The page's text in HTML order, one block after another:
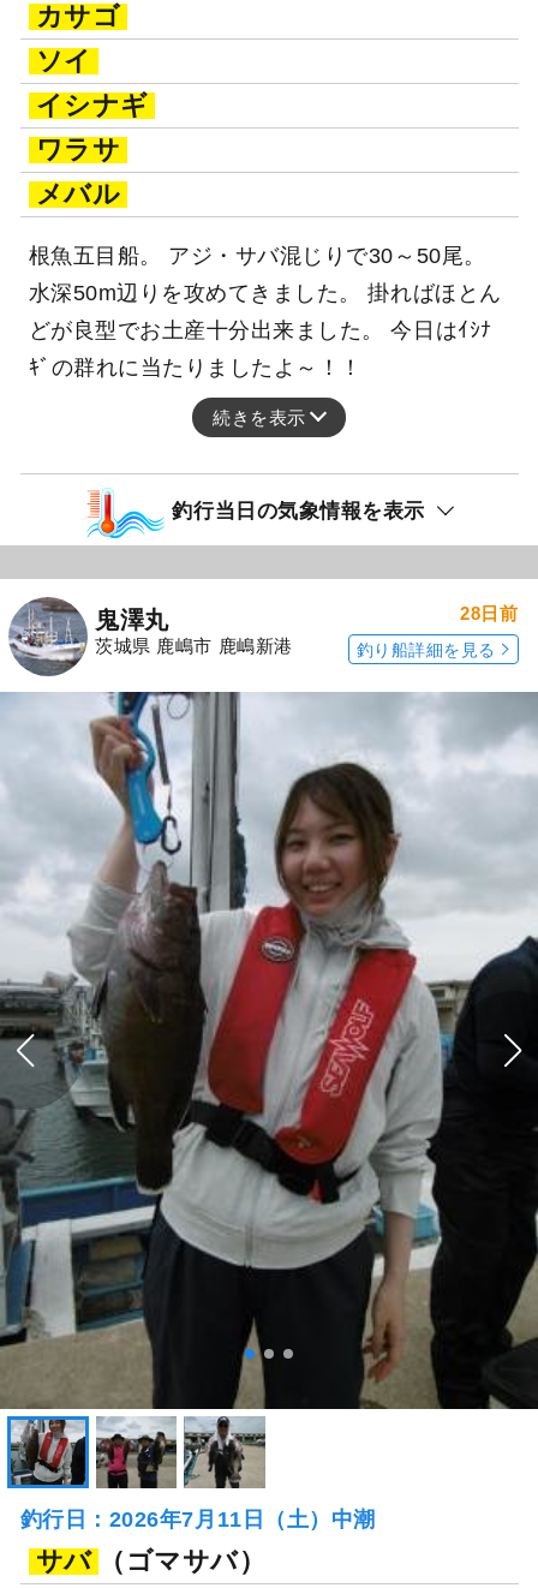
カサゴ
ソイ
イシナギ
ワラサ
メバル
根魚五目船。 アジ・サバ混じりで30～50尾。
水深50m辺りを攻めてきました。 掛ればほとん
どが良型でお土産十分出来ました。 今日はｲｼﾅ
ｷﾞの群れに当たりましたよ～！！
続きを表示
釣行当日の気象情報を表示
鬼澤丸
茨城県 鹿嶋市 鹿嶋新港
28日前
釣り船詳細を見る
釣行日：2026年7月11日（土）中潮
サバ
（ゴマサバ）